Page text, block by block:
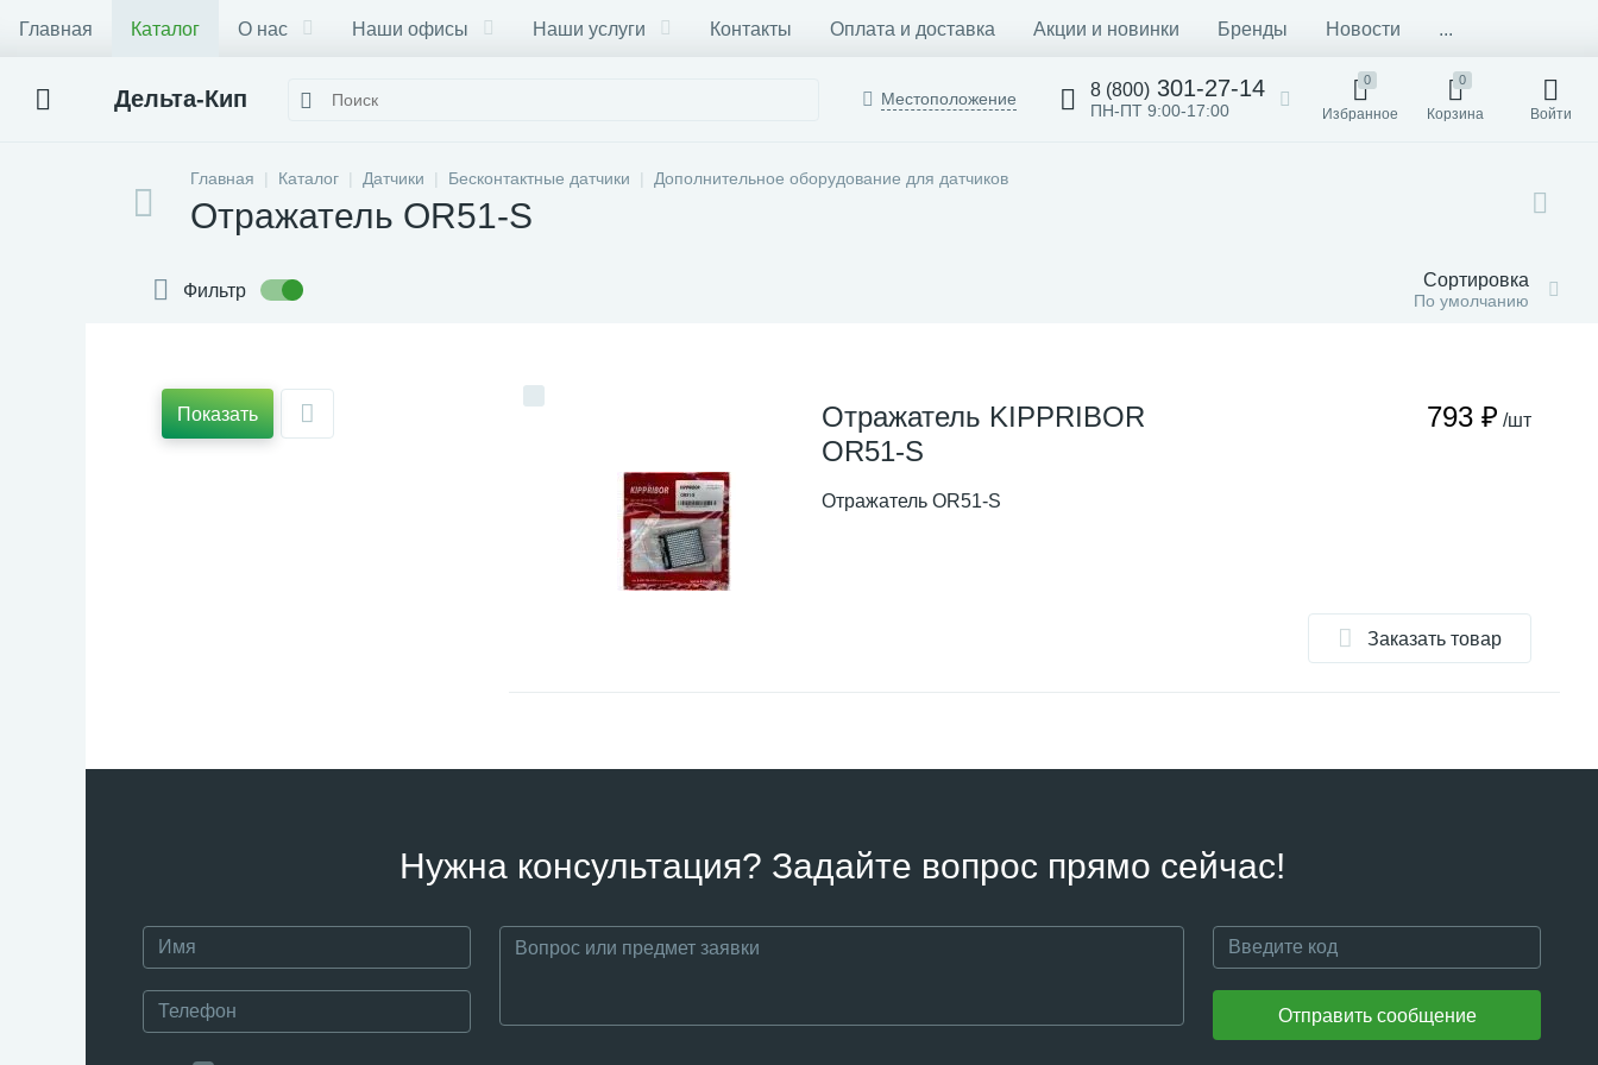
Главная Каталог О нас Наши офисы Наши услуги Контакты Оплата и доставка Акции и новинки Бренды Новости ...
Дельта-Кип Местоположение 8 (800) 301-27-14
ПН-ПТ 9:00-17:00
0
Избранное
0
Корзина Войти
Главная Каталог Датчики Бесконтактные датчики Дополнительное оборудование для датчиков
Отражатель OR51-S
Фильтр Сортировка
По умолчанию
Показать
Отражатель KIPPRIBOR
OR51-S
Отражатель OR51-S
793 ₽ /шт
Заказать товар
Нужна консультация? Задайте вопрос прямо сейчас!
Отправить сообщение